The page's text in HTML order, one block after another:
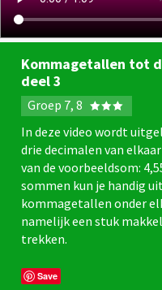
Kommagetallen tot
deel 3
Groep 7, 8
In deze video wordt
drie decimalen van
van de voorbeeldsom:
sommen kun je handig
kommagetallen onder
namelijk een stuk
trekken.
Save